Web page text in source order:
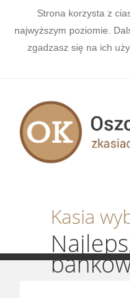
Strona korzysta z
najwyższym poziomie.
zgadzasz się na ich
Kasia